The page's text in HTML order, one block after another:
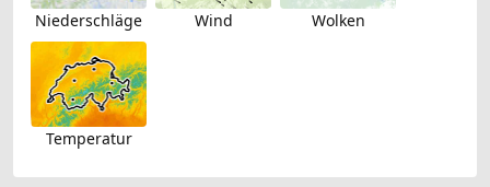
Niederschläge Wind Wolken
Temperatur